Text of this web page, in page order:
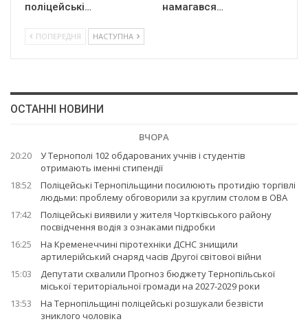
поліцейські…
намагався…
ПОПЕРЕДНЯ НАСТУПНА
ОСТАННІ НОВИНИ
ВЧОРА
20:20
У Тернополі 102 обдарованих учнів і студентів
отримають іменні стипендії
18:52
Поліцейські Тернопільщини посилюють протидію торгівлі
людьми: проблему обговорили за круглим столом в ОВА
17:42
Поліцейські виявили у жителя Чортківського району
посвідчення водія з ознаками підробки
16:25
На Кременеччині піротехніки ДСНС знищили
артилерійський снаряд часів Другої світової війни
15:03
Депутати схвалили Прогноз бюджету Тернопільської
міської територіальної громади на 2027-2029 роки
13:53
На Тернопільщині поліцейські розшукали безвісти
зниклого чоловіка